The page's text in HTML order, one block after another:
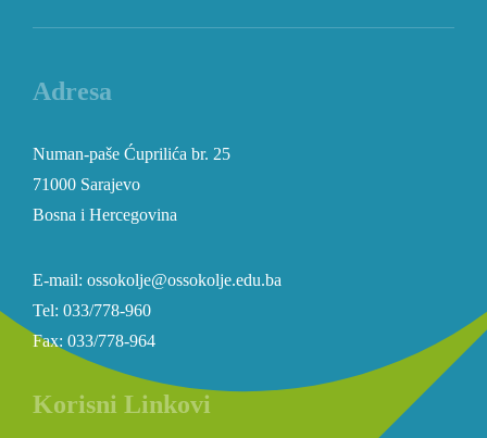
Adresa
Numan-paše Ćuprilića br. 25
71000 Sarajevo
Bosna i Hercegovina
E-mail: ossokolje@ossokolje.edu.ba
Tel: 033/778-960
Fax: 033/778-964
Korisni Linkovi